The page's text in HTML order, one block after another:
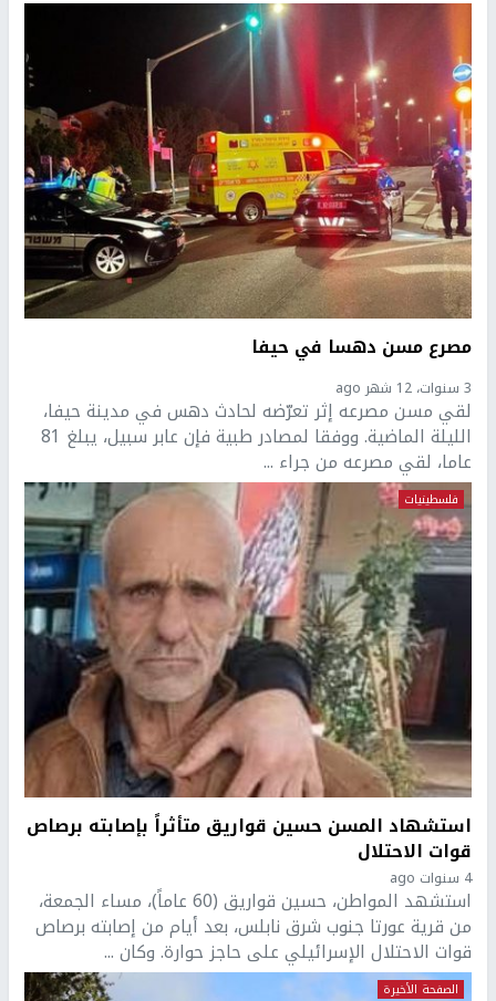
مصرع مسن دهسا في حيفا
3 سنوات، 12 شهر ago
لقي مسن مصرعه إثر تعرّضه لحادث دهس في مدينة حيفا،
الليلة الماضية. ووفقا لمصادر طبية فإن عابر سبيل، يبلغ 81
عاما، لقي مصرعه من جراء ...
فلسطينيات
استشهاد المسن حسين قواريق متأثراً بإصابته برصاص
قوات الاحتلال
4 سنوات ago
استشهد المواطن، حسين قواريق (60 عاماً)، مساء الجمعة،
من قرية عورتا جنوب شرق نابلس، بعد أيام من إصابته برصاص
قوات الاحتلال الإسرائيلي على حاجز حوارة. وكان ...
الصفحة الأخيرة